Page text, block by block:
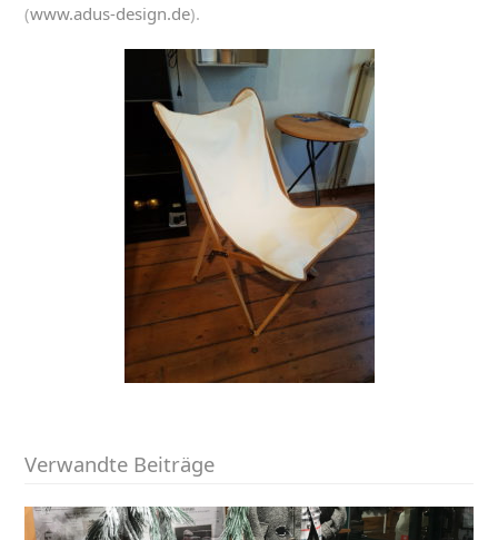
(www.adus-design.de).
Verwandte Beiträge